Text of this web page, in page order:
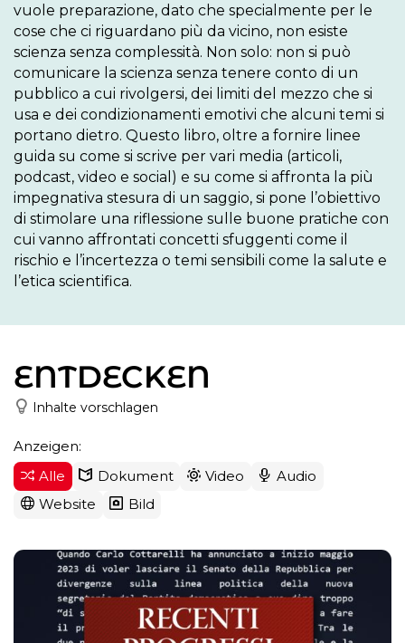
vuole preparazione, dato che specialmente per le
cose che ci riguardano più da vicino, non esiste
scienza senza complessità. Non solo: non si può
comunicare la scienza senza tenere conto di un
pubblico a cui rivolgersi, dei limiti del mezzo che si
usa e dei condizionamenti emotivi che alcuni temi si
portano dietro. Questo libro, oltre a fornire linee
guida su come si scrive per vari media (articoli,
podcast, video e social) e su come si affronta la più
impegnativa stesura di un saggio, si pone l’obiettivo
di stimolare una riflessione sulle buone pratiche con
cui vanno affrontati concetti sfuggenti come il
rischio e l’incertezza o temi sensibili come la salute e
l’etica scientifica.
ENTDECKEN
Inhalte vorschlagen
Anzeigen:
Alle
Dokument Video
Audio
Website
Bild